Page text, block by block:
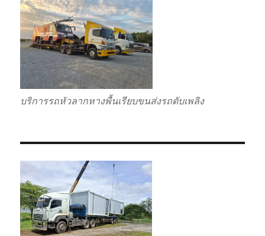
บริการรถหัวลากหางพื้นเรียบขนส่งรถดับเพลิง